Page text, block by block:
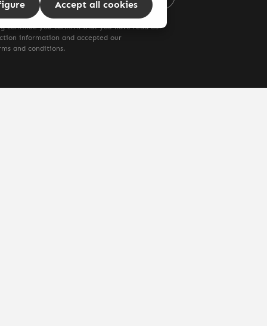
continue you confirm that you have read our
information and accepted our
and conditions.
Accept all cookies